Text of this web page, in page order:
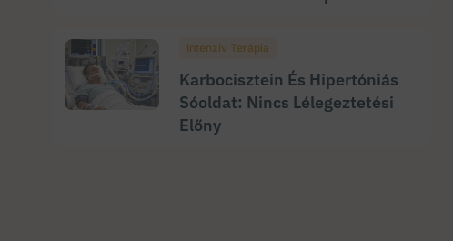
Intenzív Terápia
Karbocisztein És Hipertóniás
Sóoldat: Nincs Lélegeztetési
Előny